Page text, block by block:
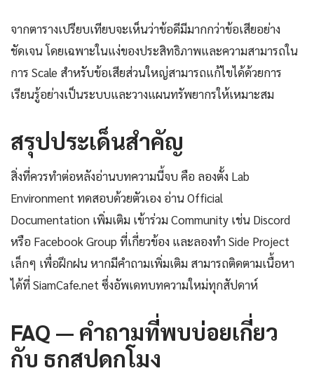
จากตารางเปรียบเทียบจะเห็นว่าข้อดีมีมากกว่าข้อเสียอย่าง
ชัดเจน โดยเฉพาะในแง่ของประสิทธิภาพและความสามารถใน
การ Scale สำหรับข้อเสียส่วนใหญ่สามารถแก้ไขได้ด้วยการ
เรียนรู้อย่างเป็นระบบและวางแผนทรัพยากรให้เหมาะสม
สรุปประเด็นสำคัญ
สิ่งที่ควรทำต่อหลังอ่านบทความนี้จบ คือ ลองตั้ง Lab
Environment ทดสอบด้วยตัวเอง อ่าน Official
Documentation เพิ่มเติม เข้าร่วม Community เช่น Discord
หรือ Facebook Group ที่เกี่ยวข้อง และลองทำ Side Project
เล็กๆ เพื่อฝึกฝน หากมีคำถามเพิ่มเติม สามารถติดตามเนื้อหา
ได้ที่ SiamCafe.net ซึ่งอัพเดทบทความใหม่ทุกสัปดาห์
FAQ — คำถามที่พบบ่อยเกี่ยว
กับ ธกสปดกโมง